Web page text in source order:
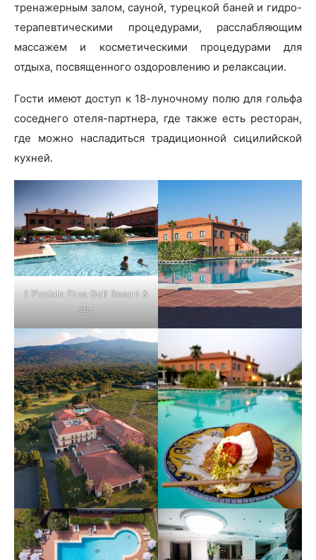
тренажерным залом, сауной, турецкой баней и гидро-
терапевтическими процедурами, расслабляющим
массажем и косметическими процедурами для
отдыха, посвященного оздоровлению и релаксации.
Гости имеют доступ к 18-луночному полю для гольфа
соседнего отеля-партнера, где также есть ресторан,
где можно насладиться традиционной сицилийской
кухней.
Il Pìcciolo Etna Golf Resort &
SPA